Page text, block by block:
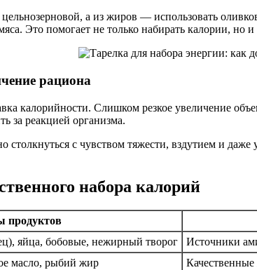
а из жиров — использовать
Это помогает не только набирать калории, но и
рациона
калорийности. Слишком резкое увеличение
за реакцией организма.
с чувством тяжести, вздутием и
набора калорий
продуктов
яйца, бобовые, нежирный творог
Источники
масло, рыбий жир